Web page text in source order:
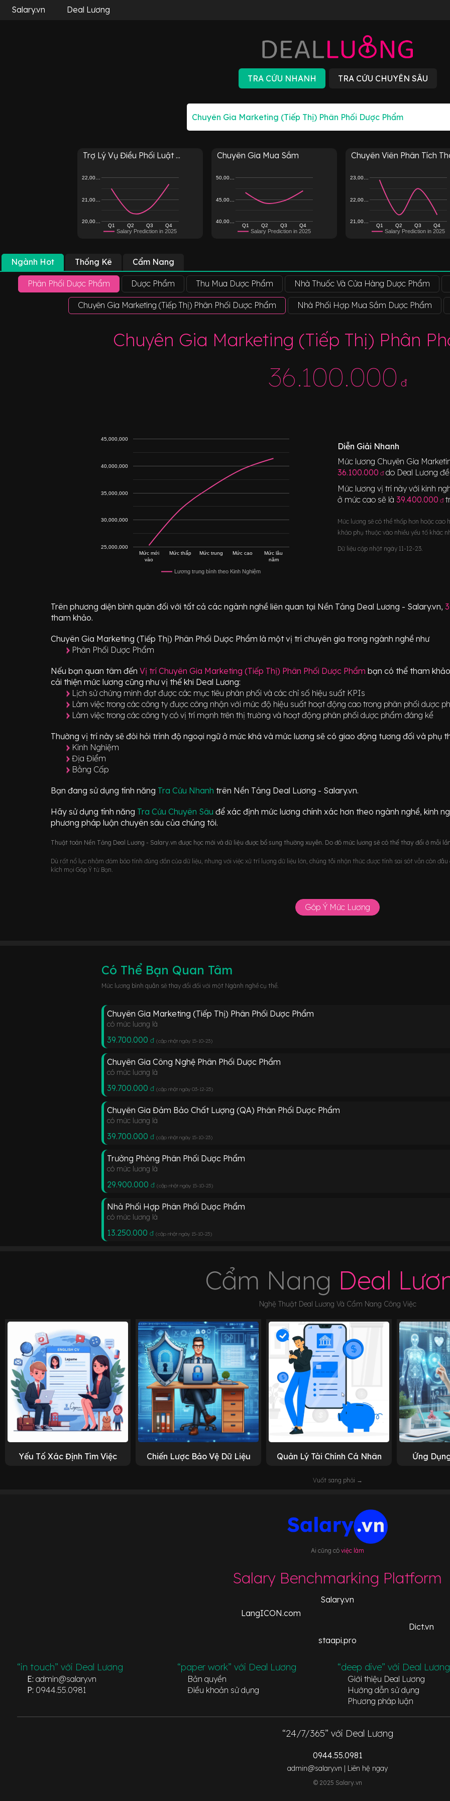
Salary.vn Deal Lương
Trợ Lý Vụ Điều Phối Luật ...
Salary Prediction in 2025
Q1 Q2 Q3 Q4
20,00…
21,00…
22,00…
Chuyên Gia Mua Sắm
Salary Prediction in 2025
Q1 Q2 Q3 Q4
40,00…
45,00…
50,00…
Chuyên Viên Phân Tích
Salary Prediction in 2025
Q1 Q2 Q3 Q4
21,00…
22,00…
23,00…
Ngành Hot Thống Kê Cẩm Nang
Phân Phối Dược Phẩm Dược Phẩm Thu Mua Dược Phẩm Nhà Thuốc Và Cửa Hàng Dược Phẩm
Chuyên Gia Marketing (Tiếp Thị) Phân Phối Dược Phẩm Nhà Phối Hợp Mua Sắm Dược Phẩm
Chuyên Gia Marketing (Tiếp Thị) Phân
36.100.000 đ
Lương trung bình theo Kinh Nghiệm
Mức mới
vào
Mức thấp Mức trung Mức cao
Mức lâu
năm
25,000,000
30,000,000
35,000,000
40,000,000
45,000,000
Diễn Giải Nhanh
Mức lương Chuyên Gia
36.100.000 đdo Deal Lương
Mức lương vị trí này với kinh
ở mức cao sẽ là 39.400.000 đ
Mức lương sẽ có thể thấp hơn hoặc
khảo phụ thuộc vào nhiều yếu tố khác
Dữ liệu cập nhật ngày 11-12-23.
Trên phương diện bình quân đối với tất cả các ngành nghề liên quan tại Nền Tảng Deal Lương - Salary.vn,
tham khảo.
Chuyên Gia Marketing (Tiếp Thị) Phân Phối Dược Phẩm là một vị trí chuyên gia trong ngành nghề như
Phân Phối Dược Phẩm
Nếu bạn quan tâm đến Vị trí Chuyên Gia Marketing (Tiếp Thị) Phân Phối Dược Phẩm bạn có thể tham
cải thiện mức lương cũng như vị thế khi Deal Lương:
Lịch sử chứng minh đạt được các mục tiêu phân phối và các chỉ số hiệu suất KPIs
Làm việc trong các công ty được công nhận với mức độ hiệu suất hoạt động cao trong phân phối dược
Làm việc trong các công ty có vị trí mạnh trên thị trường và hoạt động phân phối dược phẩm đáng kể
Thường vị trí này sẽ đòi hỏi trình độ ngoại ngữ ở mức khá và mức lương sẽ có giao động tương đối và phụ
Kinh Nghiệm
Địa Điểm
Bằng Cấp
Bạn đang sử dụng tính năng Tra Cứu Nhanh trên Nền Tảng Deal Lương - Salary.vn.
Hãy sử dụng tính năng Tra Cứu Chuyên Sâu để xác định mức lương chính xác hơn theo ngành nghề, kinh
phương pháp luận chuyên sâu của chúng tôi.
Thuật toán Nền Tảng Deal Lương - Salary.vn được học mới và dữ liệu được bổ sung thường xuyên. Do đó mức lương sẽ có thể thay đổi ở mỗi
Dù rất nổ lực nhằm đảm bảo tính đúng đắn của dữ liệu, nhưng với việc xử trí lượng dữ liệu lớn, chúng tôi nhận thức được tính sai sót vẫn còn
kích mọi Góp Ý từ Bạn.
Góp Ý Mức Lương
Có Thể Bạn Quan Tâm
Mức lương bình quân sẽ thay đổi đối với một Ngành nghề cụ thể.
Chuyên Gia Marketing (Tiếp Thị) Phân Phối Dược Phẩm
có mức lương là
39.700.000 đ (cập nhật ngày 15-10-23)
Chuyên Gia Công Nghệ Phân Phối Dược Phẩm
có mức lương là
39.700.000 đ (cập nhật ngày 03-12-23)
Chuyên Gia Đảm Bảo Chất Lượng (QA) Phân Phối Dược Phẩm
có mức lương là
39.700.000 đ (cập nhật ngày 15-10-23)
Trưởng Phòng Phân Phối Dược Phẩm
có mức lương là
29.900.000 đ (cập nhật ngày 15-10-23)
Nhà Phối Hợp Phân Phối Dược Phẩm
có mức lương là
13.250.000 đ (cập nhật ngày 15-10-23)
Cẩm Nang Deal
Nghệ Thuật Deal Lương Và Cẩm Nang Công Việc
Yếu Tố Xác Định Tìm Việc Chiến Lược Bảo Vệ Dữ Liệu Quản Lý Tài Chính Cá Nhân Ứng
Vuốt sang phải →
Ai cũng cóviệc làm
Salary Benchmarking Platform
Salary.vn
LangICON.com
Dict.vn
staapi.pro
“in touch” với Deal Lương
E: admin@salary.vn
P: 0944.55.0981
“paper work” với Deal Lương
Bản quyền
Điều khoản sử dụng
“deep dive” với Deal Lương
Giới thiệu Deal Lương
Hướng dẫn sử dụng
Phương pháp luận
“24/7/365” với Deal Lương
0944.55.0981
admin@salary.vn | Liên hệ ngay
© 2025 Salary.vn